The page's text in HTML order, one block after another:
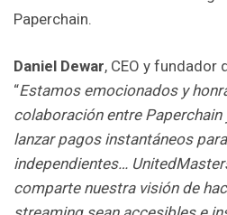
Paperchain.
Daniel Dewar, CEO y fundador
“Estamos emocionados y
colaboración entre
lanzar pagos instantáneos
independientes…
comparte nuestra visión de